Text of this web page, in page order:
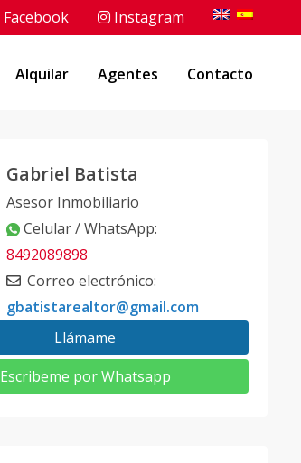
Facebook Instagram
Alquilar Agentes Contacto
Gabriel Batista
Asesor Inmobiliario
Celular / WhatsApp:
8492089898
Correo electrónico:
gbatistarealtor@gmail.com
Llámame
Escribeme por Whatsapp